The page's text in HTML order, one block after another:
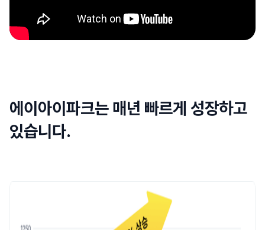
에이아이파크는 매년 빠르게 성장하고
있습니다.